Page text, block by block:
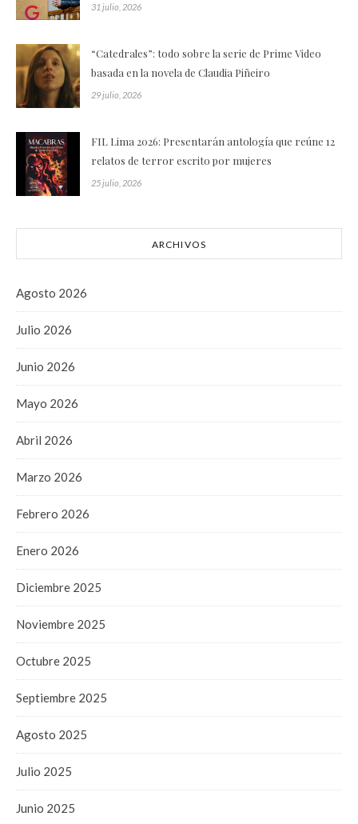
31 julio, 2026
“Catedrales”: todo sobre la serie de Prime Video
basada en la novela de Claudia Piñeiro
29 julio, 2026
FIL Lima 2026: Presentarán antología que reúne 12
relatos de terror escrito por mujeres
25 julio, 2026
ARCHIVOS
Agosto 2026
Julio 2026
Junio 2026
Mayo 2026
Abril 2026
Marzo 2026
Febrero 2026
Enero 2026
Diciembre 2025
Noviembre 2025
Octubre 2025
Septiembre 2025
Agosto 2025
Julio 2025
Junio 2025